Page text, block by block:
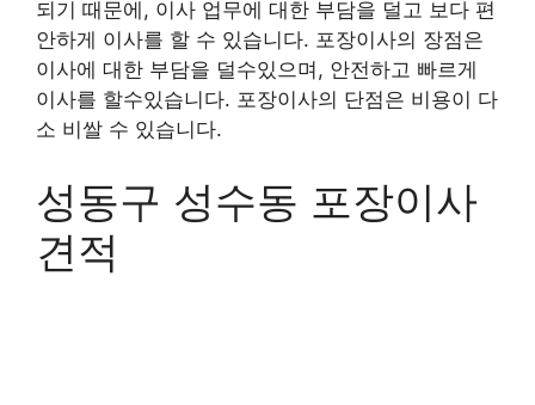
되기 때문에, 이사 업무에 대한 부담을 덜고 보다 편
안하게 이사를 할 수 있습니다. 포장이사의 장점은
이사에 대한 부담을 덜수있으며, 안전하고 빠르게
이사를 할수있습니다. 포장이사의 단점은 비용이 다
소 비쌀 수 있습니다.
성동구 성수동 포장이사
견적